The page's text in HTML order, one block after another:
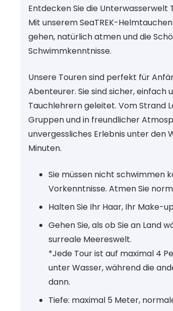
Entdecken Sie die
Mit unserem SeaTREK-
gehen, natürlich atmen und die
Schwimmkenntnisse.
Unsere Touren sind perfekt für
Abenteurer. Sie sind sicher, einfach
Tauchlehrern geleitet. Vom Strand
Gruppen und in freundlicher
unvergessliches Erlebnis unter den
Minuten.
Sie müssen nicht schwimmen
Vorkenntnisse. Atmen Sie
Halten Sie Ihr Haar, Ihr Make-
Gehen Sie, als ob Sie an Land
surreale Meereswelt.
*Jede Tour ist auf maximal 4
unter Wasser, während die
dann.
Tiefe: maximal 5 Meter,